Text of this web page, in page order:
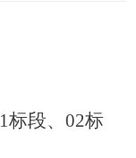
1标段、 02标